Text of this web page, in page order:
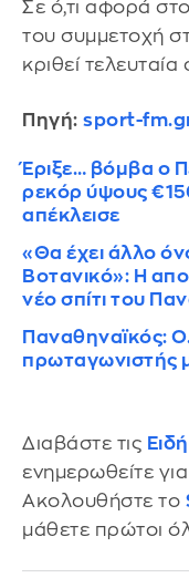
Σε ό,τι αφορά
του συμμετοχή
κριθεί τελευταία
Πηγή: sport-
Έριξε… βόμβα ο
ρεκόρ ύψους
απέκλεισε
«Θα έχει άλλο
Βοτανικό»: Η
νέο σπίτι του
Παναθηναϊκός:
πρωταγωνιστής
Διαβάστε τις
ενημερωθείτε
Ακολουθήστε το
μάθετε πρώτοι